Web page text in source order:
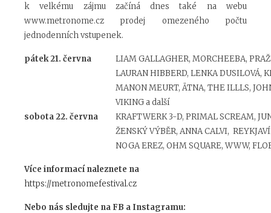
k velkému zájmu začíná dnes také na webu
www.metronome.cz prodej omezeného počtu
jednodenních vstupenek.
pátek 21. června
LIAM GALLAGHER, MORCHEEBA,
LAURAN HIBBERD, LENKA DUSILOVÁ,
MANON MEURT, ÄTNA, THE ILLLS,
VIKING a další
sobota 22. června
KRAFTWERK 3-D, PRIMAL SCREAM,
ŽENSKÝ VÝBĚR, ANNA CALVI,
NOGA EREZ, OHM SQUARE, WWW,
Více informací naleznete na
https://metronomefestival.cz
Nebo nás sledujte na FB a Instagramu: